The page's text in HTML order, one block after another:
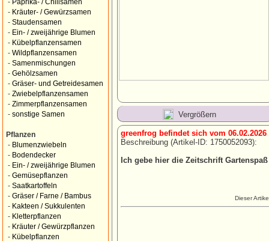
- Paprika- / Chilisamen
- Kräuter- / Gewürzsamen
- Staudensamen
- Ein- / zweijährige Blumen
- Kübelpflanzensamen
- Wildpflanzensamen
- Samenmischungen
- Gehölzsamen
- Gräser- und Getreidesamen
- Zwiebelpflanzensamen
- Zimmerpflanzensamen
- sonstige Samen
Pflanzen
- Blumenzwiebeln
- Bodendecker
- Ein- / zweijährige Blumen
- Gemüsepflanzen
- Saatkartoffeln
- Gräser / Farne / Bambus
- Kakteen / Sukkulenten
- Kletterpflanzen
- Kräuter / Gewürzpflanzen
- Kübelpflanzen
Vergrößern
greenfrog befindet sich vom
Beschreibung (Artikel-ID: 1750052093):
Ich gebe hier die Zeitschrift
Dieser